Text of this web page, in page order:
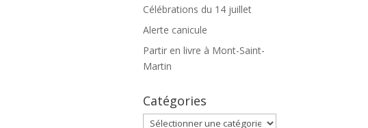
Célébrations du 14 juillet
Alerte canicule
Partir en livre à Mont-Saint-
Martin
Catégories
Catégories